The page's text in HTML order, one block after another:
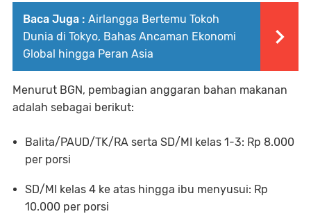
Baca Juga : Airlangga Bertemu Tokoh
Dunia di Tokyo, Bahas Ancaman Ekonomi
Global hingga Peran Asia
Menurut BGN, pembagian anggaran bahan makanan
adalah sebagai berikut:
Balita/PAUD/TK/RA serta SD/MI kelas 1-3: Rp 8.000
per porsi
SD/MI kelas 4 ke atas hingga ibu menyusui: Rp
10.000 per porsi